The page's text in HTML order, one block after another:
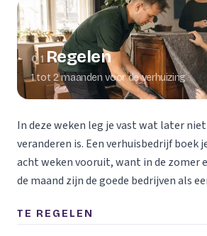
01 Regelen
1 tot 2 maanden voor de verhuizing
In deze weken leg je vast wat later
veranderen is. Een verhuisbedrijf boek
acht weken vooruit, want in de zomer
de maand zijn de goede bedrijven als
TE REGELEN